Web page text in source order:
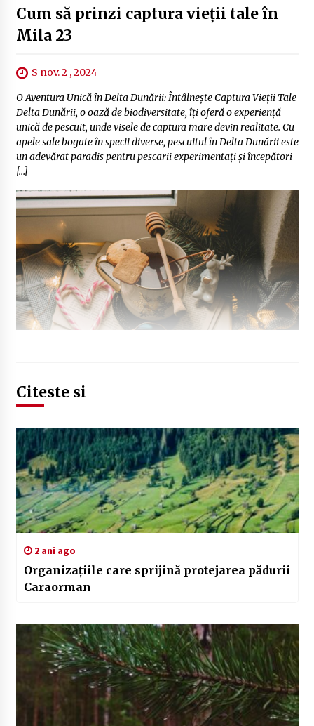
Cum să prinzi captura vieții tale în
Mila 23
S nov. 2 , 2024
O Aventura Unică în Delta Dunării: Întâlnește Captura Vieții Tale
Delta Dunării, o oază de biodiversitate, îți oferă o experiență
unică de pescuit, unde visele de captura mare devin realitate. Cu
apele sale bogate în specii diverse, pescuitul în Delta Dunării este
un adevărat paradis pentru pescarii experimentați și începători
[…]
Citeste si
2 ani ago
Organizațiile care sprijină protejarea pădurii
Caraorman